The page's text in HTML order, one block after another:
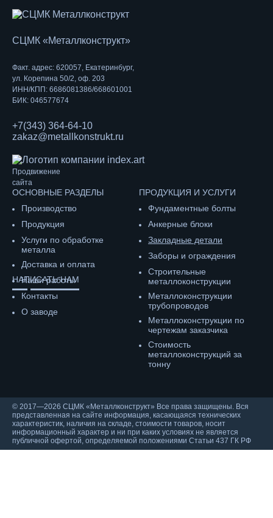
СЦМК «Металлконструкт»
Факт. адрес: 620057, Екатеринбург,
ул. Корепина 50/2, оф. 203
ИНН/КПП: 6686081386/668601001
БИК: 046577674
+7(343) 364-64-10
zakaz@metallkonstrukt.ru
Продвижение
сайта
ОСНОВНЫЕ РАЗДЕЛЫ
Производство
Продукция
Услуги по обработке
металла
Доставка и оплата
Наши работы
Контакты
О заводе
ПРОДУКЦИЯ И УСЛУГИ
Фундаментные болты
Анкерные блоки
Закладные детали
Заборы и ограждения
Строительные
металлоконструкции
Металлоконструкции
трубопроводов
Металлоконструкции по
чертежам заказчика
Cтоимость
металлоконструкций за
тонну
НАПИСАТЬ НАМ
© 2017—2026 СЦМК «Металлконструкт» Все права защищены. Вся
представленная на сайте информация, касающаяся технических
характеристик, наличия на складе, стоимости товаров, носит
информационный характер и ни при каких условиях не является
публичной офертой, определяемой положениями Статьи 437 ГК РФ